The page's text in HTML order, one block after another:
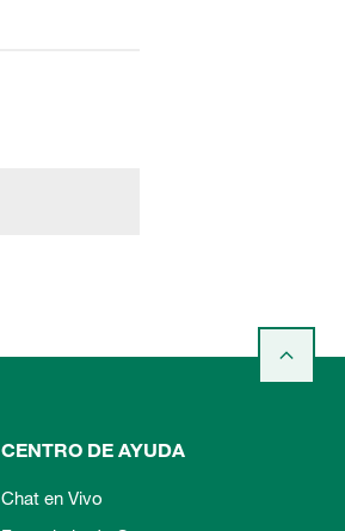
CENTRO DE AYUDA
Chat en Vivo